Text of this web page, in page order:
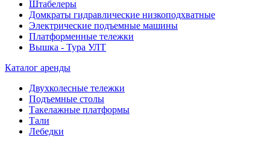
Штабелеры
Домкраты гидравлические низкоподхватные
Электрические подъемные машины
Платформенные тележки
Вышка - Тура УЛТ
Каталог аренды
Двухколесные тележки
Подъемные столы
Такелажные платформы
Тали
Лебедки